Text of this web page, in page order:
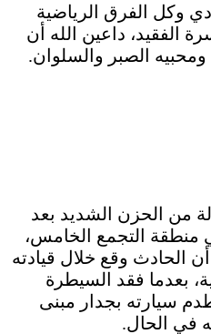
وكل الفرق الرياضية
الفقيد، داعين الله أن
ومحبيه الصبر والسلوان.
من الحزن الشديد بعد
منطقة التجمع الخامس،
الحادث وقع خلال قيادته
بعدما فقد السيطرة
سيارته بجدار مبنى
في الحال.